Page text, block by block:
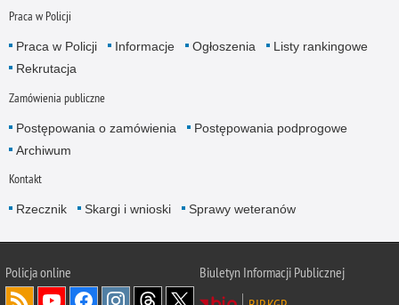
Praca w Policji
Praca w Policji Informacje Ogłoszenia
Listy rankingowe
Rekrutacja
Zamówienia publiczne
Postępowania o zamówienia
Postępowania podprogowe
Archiwum
Kontakt
Rzecznik Skargi i wnioski Sprawy weteranów
Policjaonline
Biuletyn Informacji Publicznej